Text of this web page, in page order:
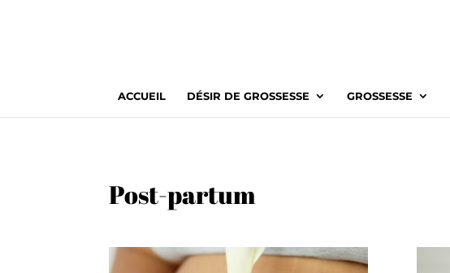
ACCUEIL DÉSIR DE GROSSESSE GROSSESSE
Post-partum